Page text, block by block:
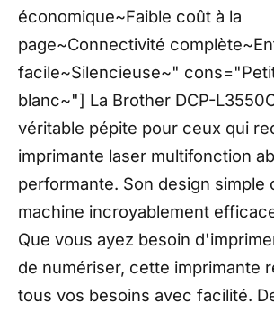
économique~Faible coût à la
page~Connectivité
facile~Silencieuse~"
blanc~"] La Brother DCP-
véritable pépite pour ceux qui
imprimante laser multifonction
performante. Son design simple
machine incroyablement
Que vous ayez besoin
de numériser, cette imprimante
tous vos besoins avec facilité.